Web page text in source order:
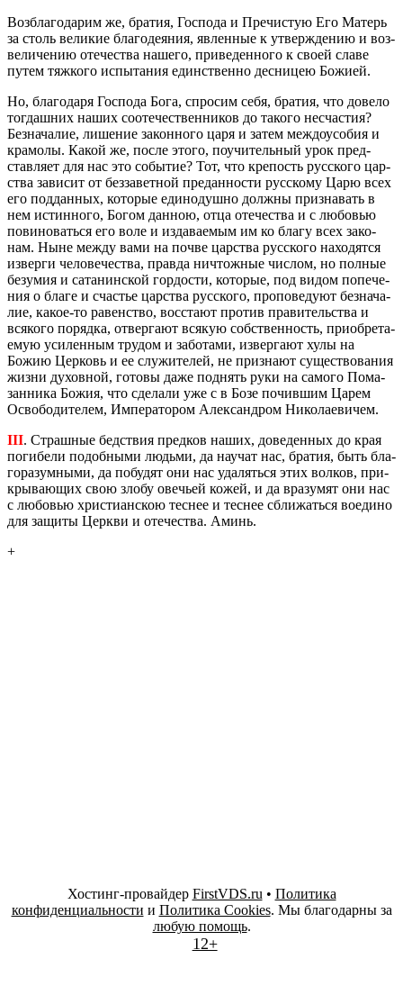
Воз­бла­го­да­рим же, бра­тия, Гос­по­да и Пре­чи­стую Его Ма­терь
за столь ве­ли­кие бла­го­де­я­ния, яв­лен­ные к утвер­жде­нию и воз­
ве­ли­че­нию оте­че­ства на­ше­го, при­ве­ден­но­го к своей славе
путем тяж­ко­го ис­пы­та­ния един­ствен­но дес­ни­цею Бо­жи­ей.
Но, бла­го­да­ря Гос­по­да Бога, спро­сим себя, бра­тия, что до­ве­ло
то­гдаш­них наших со­оте­че­ствен­ни­ков до та­ко­го несча­стия?
Без­на­ча­лие, ли­ше­ние за­кон­но­го царя и затем меж­до­усо­бия и
кра­мо­лы. Какой же, после этого, по­учи­тель­ный урок пред­
став­ля­ет для нас это со­бы­тие? Тот, что кре­пость рус­ско­го цар­
ства за­ви­сит от без­за­вет­ной пре­дан­но­сти рус­ско­му Царю всех
его под­дан­ных, ко­то­рые еди­но­душ­но долж­ны при­зна­вать в
нем ис­тин­но­го, Богом дан­ною, отца оте­че­ства и с лю­бо­вью
по­ви­но­вать­ся его воле и из­да­ва­е­мым им ко благу всех за­ко­
нам. Ныне между вами на почве цар­ства рус­ско­го на­хо­дят­ся
из­вер­ги че­ло­ве­че­ства, прав­да ни­чтож­ные чис­лом, но пол­ные
безу­мия и са­та­нин­ской гор­до­сти, ко­то­рые, под видом по­пе­че­
ния о благе и сча­стье цар­ства рус­ско­го, про­по­ве­ду­ют без­на­ча­
лие, какое-то ра­вен­ство, вос­ста­ют про­тив пра­ви­тель­ства и
вся­ко­го по­ряд­ка, от­вер­га­ют вся­кую соб­ствен­ность, при­об­ре­та­
е­мую уси­лен­ным тру­дом и за­бо­та­ми, из­вер­га­ют хулы на
Божию Цер­ковь и ее слу­жи­те­лей, не при­зна­ют су­ще­ство­ва­ния
жизни ду­хов­ной, го­то­вы даже под­нять руки на са­мо­го По­ма­
зан­ни­ка Божия, что сде­ла­ли уже с в Бозе по­чив­шим Царем
Осво­бо­ди­те­лем, Им­пе­ра­то­ром Алек­сан­дром Ни­ко­ла­е­ви­чем.
III. Страш­ные бед­ствия пред­ков наших, до­ве­ден­ных до края
по­ги­бе­ли по­доб­ны­ми лю­дь­ми, да на­учат нас, бра­тия, быть бла­
го­ра­зум­ны­ми, да по­бу­дят они нас уда­лять­ся этих вол­ков, при­
кры­ва­ю­щих свою злобу ове­чьей кожей, и да вра­зу­мят они нас
с лю­бо­вью хри­сти­ан­скою тес­нее и тес­нее сбли­жать­ся во­еди­но
для за­щи­ты Церк­ви и оте­че­ства. Аминь.
+
Хостинг-провайдер FirstVDS.ru • Политика
конфиденциальности и Политика Cookies. Мы благодарны за
любую помощь.
12+